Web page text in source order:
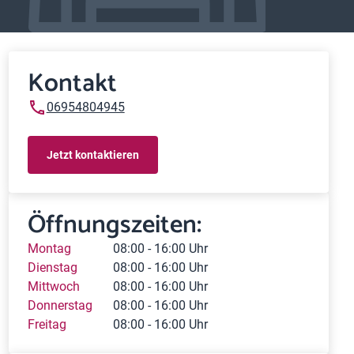
Kontakt
06954804945
Jetzt kontaktieren
Öffnungszeiten:
Montag
08:00 - 16:00 Uhr
Dienstag
08:00 - 16:00 Uhr
Mittwoch
08:00 - 16:00 Uhr
Donnerstag
08:00 - 16:00 Uhr
Freitag
08:00 - 16:00 Uhr